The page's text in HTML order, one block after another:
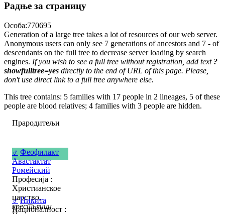
Радње за страницу
Особа:770695
Generation of a large tree takes a lot of resources of our web server.
Anonymous users can only see 7 generations of ancestors and 7 - of
descendants on the full tree to decrease server loading by search
engines. If you wish to see a full tree without registration, add text ?
showfulltree=yes directly to the end of URL of this page. Please,
don't use direct link to a full tree anywhere else.
This tree contains: 5 families with 17 people in 2 lineages, 5 of these
people are blood relatives; 4 families with 3 people are hidden.
Прародитељи
♂ Феофилакт
Авастактат
Ромейский
Професија :
Христианское
царство,
крестьянин
♂ Никита
Националност :